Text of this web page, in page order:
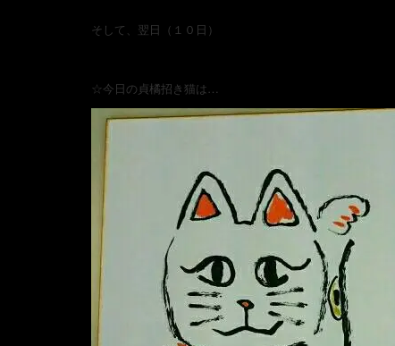
そして、翌日（１０日）
☆今日の貞橘招き猫は…